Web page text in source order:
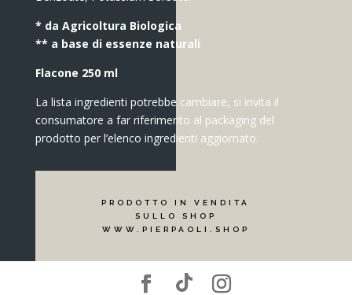
* da Agricoltura Biologica
** a base di essenze naturali
Flacone 250 ml
La lista ingredienti potrebbe cambiare, si invita il
consumatore a far riferimento al packaging del
prodotto per l’elenco ingredienti aggiornato.
PRODOTTO IN VENDITA
SULLO SHOP
WWW.PIERPAOLI.SHOP